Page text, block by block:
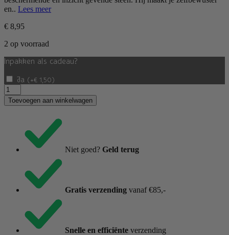
en.. Lees meer
€ 8,95
2 op voorraad
Inpakken als cadeau?
Ja (+€ 1,50)
Tijgeroog
Sterrenbeeld
hanger
Toevoegen aan winkelwagen
Niet goed? Geld terug
Gratis verzending vanaf €85,-
Snelle en efficiënte verzending